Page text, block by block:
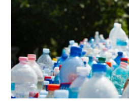
może
okazać
się
przyszłością